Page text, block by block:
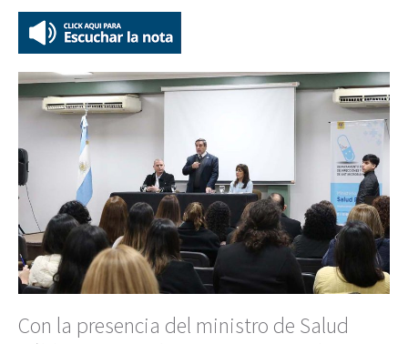
Con la presencia del ministro de Salud